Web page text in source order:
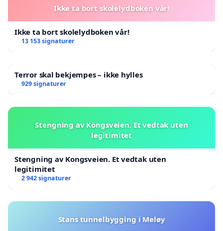
Ikke ta bort skolelydboken vår!
Ikke ta bort skolelydboken vår!
13 153 signaturer
Terror skal bekjempes – ikke hylles
929 signaturer
Stengning av Kongsveien. Et vedtak uten
legitimitet
Stengning av Kongsveien. Et vedtak uten
legitimitet
2 942 signaturer
Stans tunnelbygging i Meløy